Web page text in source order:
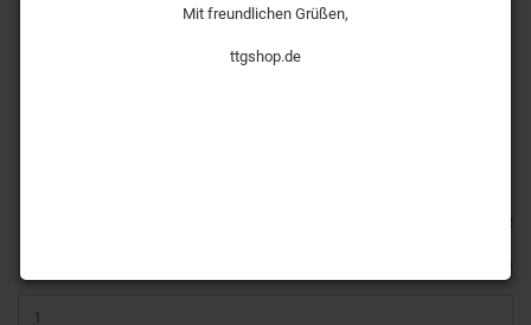
Mit freundlichen Grüßen,
ttgshop.de
Atlas Copco Pro P 2530-H Meisselhammer
517,65 EUR